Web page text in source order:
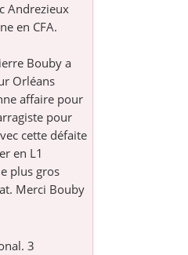
Andrezieux
en CFA.
Bouby a
Orléans
affaire pour
pour
cette défaite
en L1
plus gros
Merci Bouby
3